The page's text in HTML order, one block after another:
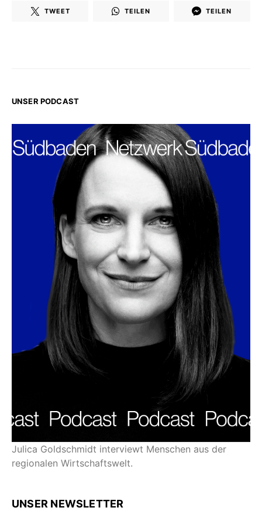
TWEET TEILEN TEILEN
UNSER PODCAST
Julica Goldschmidt interviewt Menschen aus der
regionalen Wirtschaftswelt.
UNSER NEWSLETTER